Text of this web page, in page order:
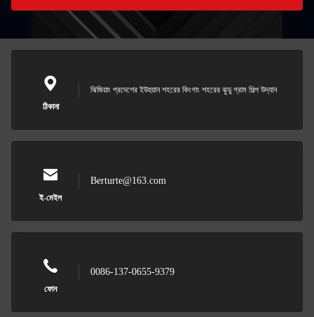
ঠিকানা
ঝিজিয়াং প্রদেশের ইউহুয়ান শহরের কিংগাং শহরের ঝুডু গ্রাম শিল্প উদ্যান
ই-মেইল
Berturte@163.com
ফোন
0086-137-0655-9379